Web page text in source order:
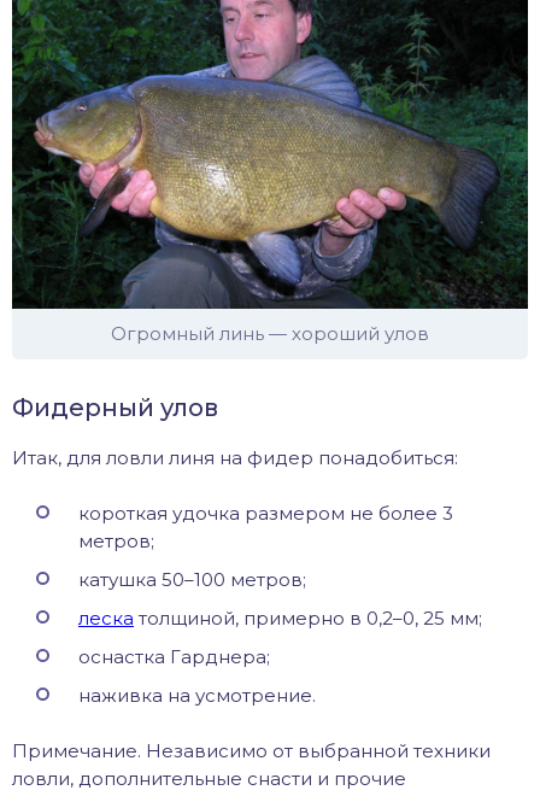
Огромный линь — хороший улов
Фидерный улов
Итак, для ловли линя на фидер понадобиться:
короткая удочка размером не более 3
метров;
катушка 50–100 метров;
леска толщиной, примерно в 0,2–0, 25 мм;
оснастка Гарднера;
наживка на усмотрение.
Примечание. Независимо от выбранной техники
ловли, дополнительные снасти и прочие